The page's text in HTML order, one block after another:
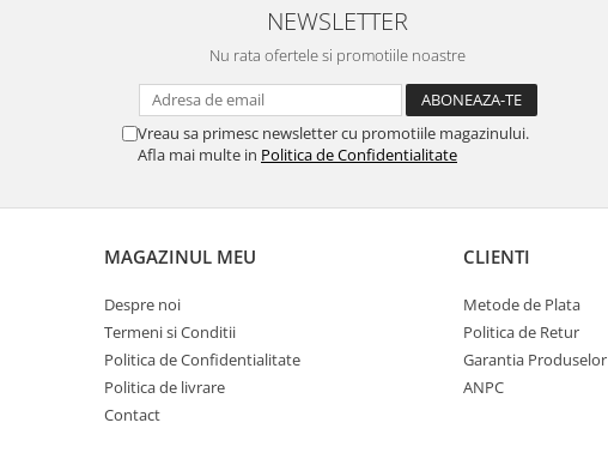
Ingrijire personala & Cosmetice
Accesorii aparate de ras electrice
Accesorii aparate hair styling
Aparate & Accesorii ingrijire
Aparate cosmetice
Consumabile sanitare
Cosmetice si produse ingrijire
Igiena dentara
Jucarii, Copii & Bebe
Camera copilului
NEWSLETTER
Nu rata ofertele si promotiile noastre
Vreau sa primesc newsletter cu promotiile magazinului.
Afla mai multe in Politica de Confidentialitate
MAGAZINUL MEU
Despre noi
Termeni si Conditii
Politica de Confidentialitate
Politica de livrare
Contact
CLIENTI
Metode de Plata
Politica de Retur
Garantia Produselor
ANPC